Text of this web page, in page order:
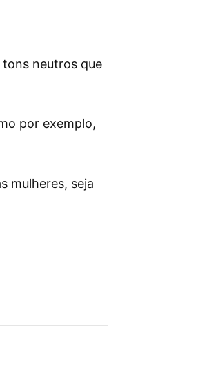
tons neutros que
por exemplo,
mulheres, seja